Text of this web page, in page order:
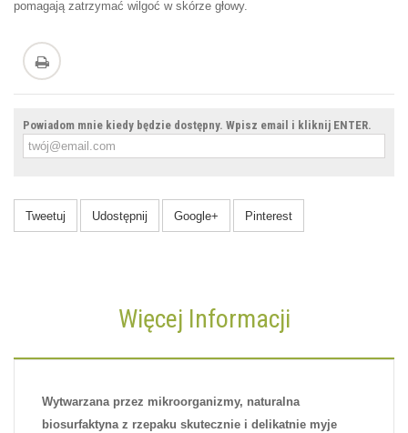
pomagają zatrzymać wilgoć w skórze głowy.
Powiadom mnie kiedy będzie dostępny. Wpisz email i kliknij ENTER.
Tweetuj Udostępnij Google+ Pinterest
Więcej Informacji
Wytwarzana przez mikroorganizmy, naturalna
biosurfaktyna z rzepaku skutecznie i delikatnie myje